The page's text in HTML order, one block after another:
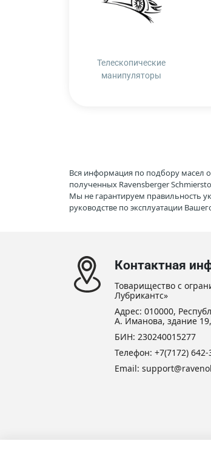
Телескопические
манипуляторы
Вся информация по подбору масел
полученных Ravensberger
Мы не гарантируем правильность
руководстве по эксплуатации
Контактная
Товарищество с
Лубрикантс»
Адрес: 010000,
А. Иманова, здание
БИН: 230240015277
Телефон: +7(7172) 642-
Email: